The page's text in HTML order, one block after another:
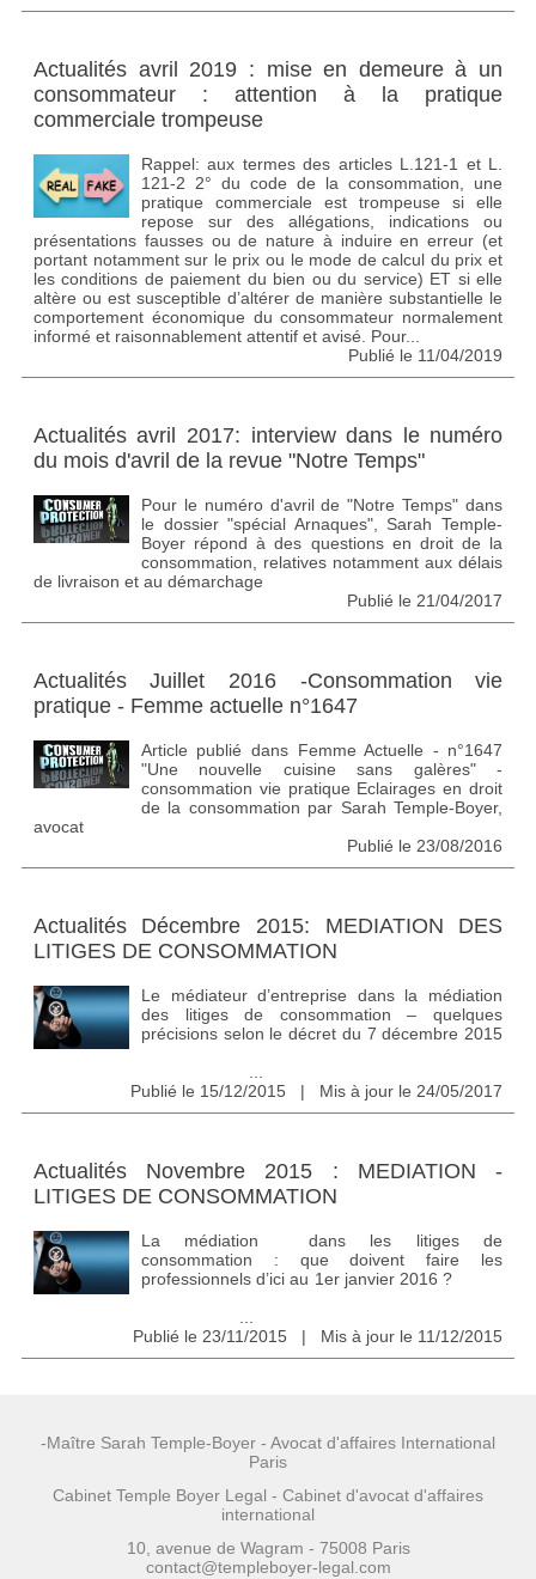
Actualités avril 2019 : mise en demeure à un
consommateur : attention à la pratique
commerciale trompeuse
Rappel: aux termes des articles L.121-1 et L.
121-2 2° du code de la consommation, une
pratique commerciale est trompeuse si elle
repose sur des allégations, indications ou
présentations fausses ou de nature à induire en erreur (et
portant notamment sur le prix ou le mode de calcul du prix et
les conditions de paiement du bien ou du service) ET si elle
altère ou est susceptible d’altérer de manière substantielle le
comportement économique du consommateur normalement
informé et raisonnablement attentif et avisé. Pour...
Publié le 11/04/2019
Actualités avril 2017: interview dans le numéro
du mois d'avril de la revue "Notre Temps"
Pour le numéro d'avril de "Notre Temps" dans
le dossier "spécial Arnaques", Sarah Temple-
Boyer répond à des questions en droit de la
consommation, relatives notamment aux délais
de livraison et au démarchage
Publié le 21/04/2017
Actualités Juillet 2016 -Consommation vie
pratique - Femme actuelle n°1647
Article publié dans Femme Actuelle - n°1647
"Une nouvelle cuisine sans galères" -
consommation vie pratique Eclairages en droit
de la consommation par Sarah Temple-Boyer,
avocat
Publié le 23/08/2016
Actualités Décembre 2015: MEDIATION DES
LITIGES DE CONSOMMATION
Le médiateur d’entreprise dans la médiation
des litiges de consommation – quelques
précisions selon le décret du 7 décembre 2015
Publié le 15/12/2015 | Mis à jour le 24/05/2017
Actualités Novembre 2015 : MEDIATION -
LITIGES DE CONSOMMATION
La médiation dans les litiges de
consommation : que doivent faire les
professionnels d’ici au 1er janvier 2016 ?
Publié le 23/11/2015 | Mis à jour le 11/12/2015
-Maître Sarah Temple-Boyer - Avocat d'affaires International
Paris
Cabinet Temple Boyer Legal - Cabinet d'avocat d'affaires
international
10, avenue de Wagram - 75008 Paris
contact@templeboyer-legal.com